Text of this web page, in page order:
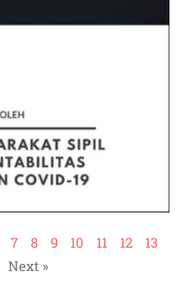
7 8 9 10 11 12
13
Next »